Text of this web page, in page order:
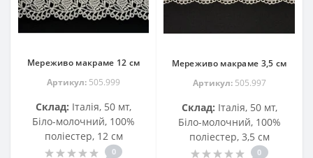
Мереживо макраме 12 см
Артикул: 505.999
Склад: Італія, 50 мт,
Біло-молочний, 100%
поліестер, 12 см
0
Мереживо макраме 3,5 см
Артикул:505.997
Склад: Італія, 50 мт,
Біло-молочний, 100%
поліестер, 3,5 см
0